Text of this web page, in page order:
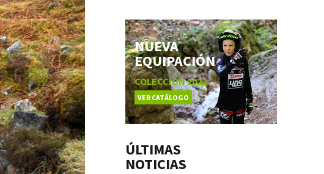
NUEVA
EQUIPACIÓN
COLECCIÓN 2022
VER CATÁLOGO
ÚLTIMAS
NOTICIAS